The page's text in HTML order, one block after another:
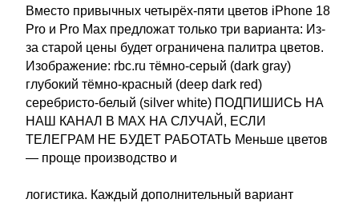
Вместо привычных четырёх-пяти цветов iPhone 18
Pro и Pro Max предложат только три варианта: Из-
за старой цены будет ограничена палитра цветов.
Изображение: rbc.ru тёмно-серый (dark gray)
глубокий тёмно-красный (deep dark red)
серебристо-белый (silver white) ПОДПИШИСЬ НА
НАШ КАНАЛ В MAX НА СЛУЧАЙ, ЕСЛИ
ТЕЛЕГРАМ НЕ БУДЕТ РАБОТАТЬ Меньше цветов
— проще производство и
логистика. Каждый дополнительный вариант